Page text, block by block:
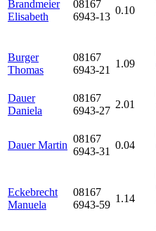
Brandmeier
Elisabeth
08167
6943-13
0.10
Burger
Thomas
08167
6943-21
1.09
Dauer
Daniela
08167
6943-27
2.01
Dauer Martin
08167
6943-31
0.04
Eckebrecht
Manuela
08167
6943-59
1.14